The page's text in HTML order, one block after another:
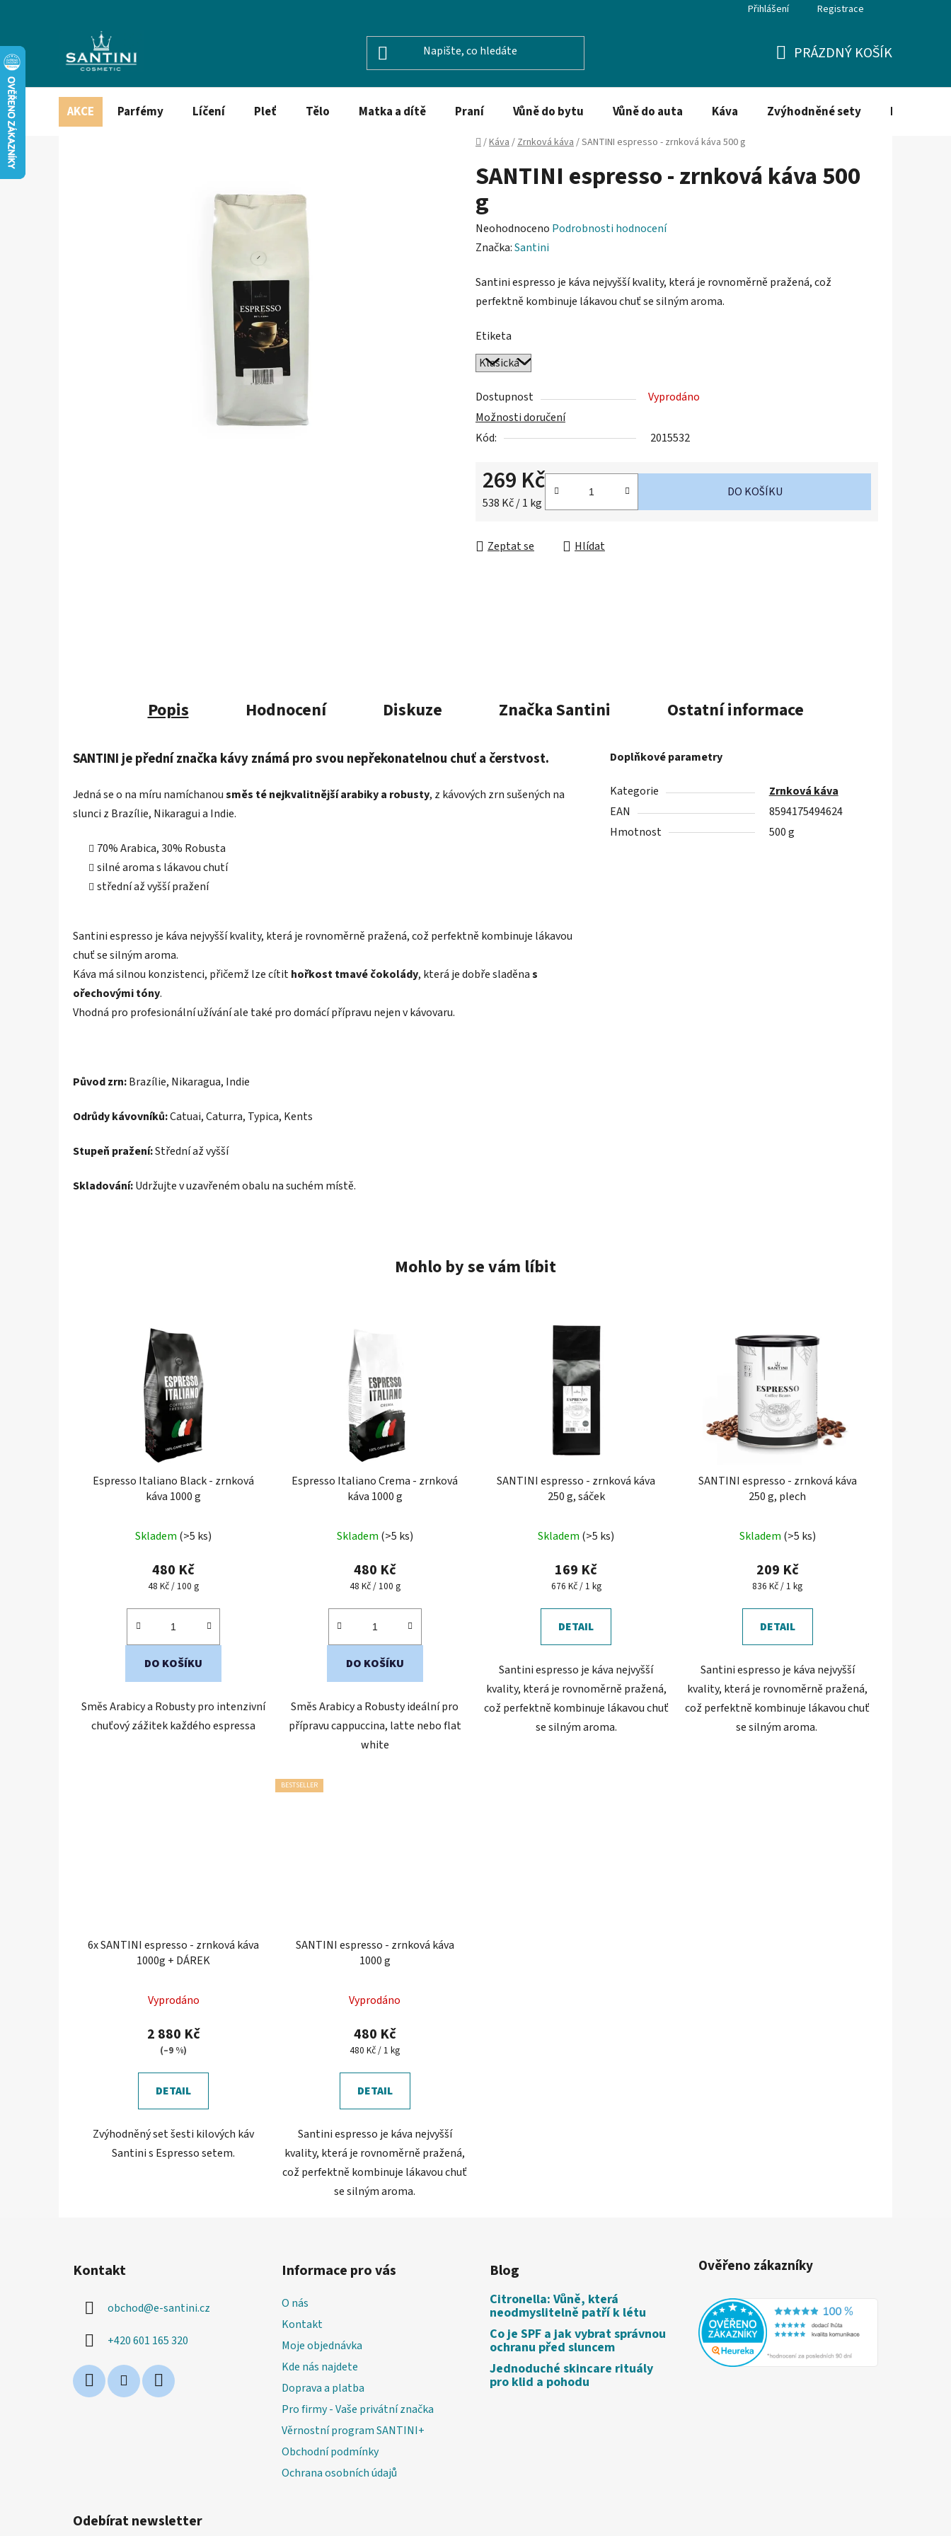
Přihlášení Registrace
KOŠÍK
PRÁZDNÝ KOŠÍK
AKCE Parfémy Líčení Pleť Tělo Matka a dítě Praní Vůně do bytu Vůně do auta Káva Zvýhodněné sety Dezinfekce
Domů
/Káva/Zrnková káva/SANTINI espresso - zrnková káva 500 g
SANTINI espresso - zrnková káva 500
g
Průměrné
hodnocení
je
0,0
5
hvězdiček.
Neohodnoceno Podrobnosti hodnocení
Značka:Santini
Santini espresso je káva nejvyšší kvality, která je rovnoměrně pražená, což
perfektně kombinuje lákavou chuť se silným aroma.
Etiketa
Dostupnost
Vyprodáno
Možnosti doručení
Kód:
2015532
269 Kč
Měrná cena:
538 Kč / 1 kg
DO KOŠÍKU
Zeptat se Hlídat
Popis Hodnocení Diskuze ZnačkaSantini Ostatní informace
SANTINI je přední značka kávy známá pro svou nepřekonatelnou chuť a čerstvost.
Jedná se o na míru namíchanousměs té nejkvalitnější arabiky a robusty, z kávových zrn sušených na
slunci z Brazílie, Nikaragui a Indie.
70% Arabica, 30% Robusta
silné aroma s lákavou chutí
střední až vyšší pražení
Santini espresso je káva nejvyšší kvality, která je rovnoměrně pražená, což perfektně kombinuje lákavou
chuť se silným aroma.
Káva má silnou konzistenci, přičemž lze cítithořkost tmavé čokolády, která je dobře sladěnas
ořechovými tóny.
Vhodná pro profesionální užívání ale také pro domácí přípravu nejen v kávovaru.
Původ zrn:Brazílie, Nikaragua, Indie
Odrůdy kávovníků:Catuai, Caturra, Typica, Kents
Stupeň pražení:Střední až vyšší
Skladování:Udržujte v uzavřeném obalu na suchém místě.
Doplňkové parametry
Kategorie
Zrnková káva
EAN
8594175494624
Hmotnost
500 g
Mohlo by se vám líbit
Espresso Italiano Black - zrnková
káva 1000 g
Skladem (>5 ks)
480 Kč
Měrná
48 Kč / 100 g
DO KOŠÍKU
Směs Arabicy a Robusty pro intenzivní
chuťový zážitek každého espressa
Espresso Italiano Crema - zrnková
káva 1000 g
Skladem (>5 ks)
480 Kč
Měrná
48 Kč / 100 g
DO KOŠÍKU
Směs Arabicy a Robusty ideální pro
přípravu cappuccina, latte nebo flat
white
SANTINI espresso - zrnková káva
250 g, sáček
hodnocení
produktu
je
z
Skladem (>5 ks)
169 Kč
Měrná
676 Kč / 1 kg
DETAIL
Santini espresso je káva nejvyšší
kvality, která je rovnoměrně pražená,
což perfektně kombinuje lákavou chuť
se silným aroma.
SANTINI espresso - zrnková káva
250 g, plech
Skladem (>5 ks)
209 Kč
Měrná
836 Kč / 1 kg
DETAIL
Santini espresso je káva nejvyšší
kvality, která je rovnoměrně pražená,
což perfektně kombinuje lákavou chuť
se silným aroma.
6x SANTINI espresso - zrnková káva
1000g + DÁREK
hodnocení
produktu
je
z
Vyprodáno
2 880 Kč
(–9 %)
DETAIL
Zvýhodněný set šesti kilových káv
Santini s Espresso setem.
BESTSELLER
SANTINI espresso - zrnková káva
1000 g
hodnocení
produktu
je
z
Vyprodáno
480 Kč
Měrná
480 Kč / 1 kg
DETAIL
Santini espresso je káva nejvyšší
kvality, která je rovnoměrně pražená,
což perfektně kombinuje lákavou chuť
se silným aroma.
Kontakt
obchod@e-santini.cz
+420 601 165 320
Informace pro vás
O nás
Kontakt
Moje objednávka
Kde nás najdete
Doprava a platba
Pro firmy - Vaše privátní značka
Věrnostní program SANTINI+
Obchodní podmínky
Ochrana osobních údajů
Blog
Citronella: Vůně, která
neodmyslitelně patří k létu
Co je SPF a jak vybrat správnou
ochranu před sluncem
Jednoduché skincare rituály
pro klid a pohodu
Ověřeno zákazníky
Odebírat newsletter